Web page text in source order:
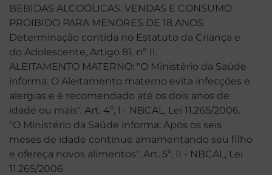
BEBIDAS ALCOÓLICAS: VENDAS E CONSUMO
PROIBIDO PARA MENORES DE 18 ANOS.
Determinação contida no Estatuto da Criança e
do Adolescente, Artigo 81. nº II.
ALEITAMENTO MATERNO: "O Ministério da Saúde
informa: O Aleitamento materno evita infecções e
alergias e é recomendado até os dois anos de
idade ou mais". Art. 4º, I - NBCAL, Lei 11.265/2006.
"O Ministério da Saúde informa: Após os seis
meses de idade continue amamentando seu filho
e ofereça novos alimentos". Art. 5º, II - NBCAL, Lei
11.265/2006.